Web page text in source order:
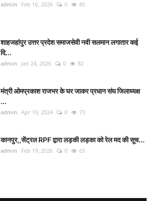
admin Feb 16, 2026 0 85
शाहजहांपुर उत्तर प्रदेश समाजसेवी नवी सलमान लगातार कई
दि...
admin Jan 24, 2026 0 82
मंत्री ओमप्रकाश राजभर के घर जाकर प्रधान संघ जिलाध्यक्ष
...
admin Apr 19, 2024 0 73
कानपुर,,सेंट्रल RPF द्वारा लड़की लड़का को रेल मद की सूच...
admin Feb 19, 2026 0 65